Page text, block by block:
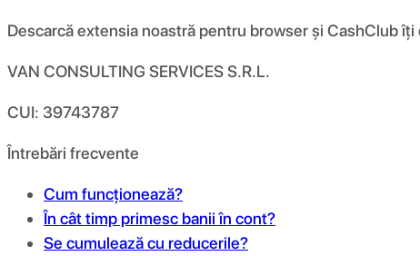
Descarcă extensia noastră pentru browser și CashClub
VAN CONSULTING SERVICES S.R.L.
CUI: 39743787
Întrebări frecvente
Cum funcționează?
În cât timp primesc banii în cont?
Se cumulează cu reducerile?